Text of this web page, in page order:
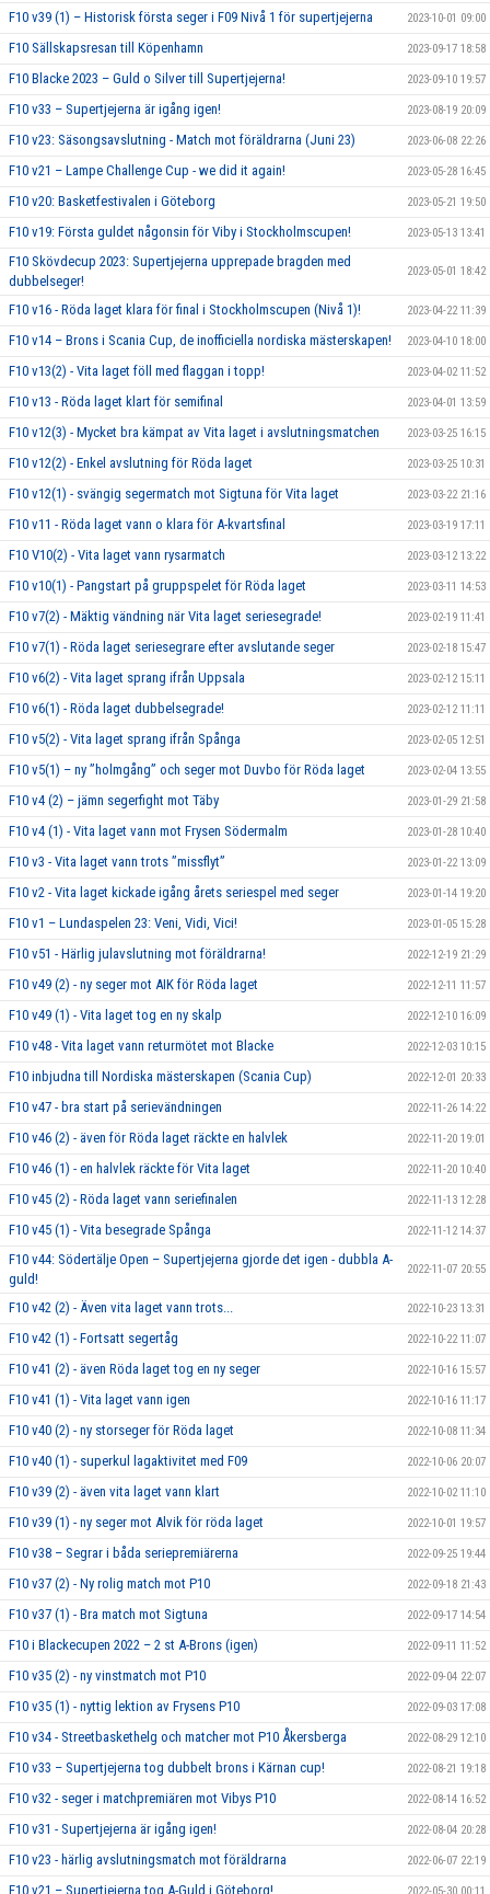
F10 v39 (1) – Historisk första seger i F09 Nivå 1 för supertjejerna 2023-10-01 09:00
F10 Sällskapsresan till Köpenhamn 2023-09-17 18:58
F10 Blacke 2023 – Guld o Silver till Supertjejerna! 2023-09-10 19:57
F10 v33 – Supertjejerna är igång igen! 2023-08-19 20:09
F10 v23: Säsongsavslutning - Match mot föräldrarna (Juni 23) 2023-06-08 22:26
F10 v21 – Lampe Challenge Cup - we did it again! 2023-05-28 16:45
F10 v20: Basketfestivalen i Göteborg 2023-05-21 19:50
F10 v19: Första guldet någonsin för Viby i Stockholmscupen! 2023-05-13 13:41
F10 Skövdecup 2023: Supertjejerna upprepade bragden med
dubbelseger!
2023-05-01 18:42
F10 v16 - Röda laget klara för final i Stockholmscupen (Nivå 1)! 2023-04-22 11:39
F10 v14 – Brons i Scania Cup, de inofficiella nordiska mästerskapen! 2023-04-10 18:00
F10 v13(2) - Vita laget föll med flaggan i topp! 2023-04-02 11:52
F10 v13 - Röda laget klart för semifinal 2023-04-01 13:59
F10 v12(3) - Mycket bra kämpat av Vita laget i avslutningsmatchen 2023-03-25 16:15
F10 v12(2) - Enkel avslutning för Röda laget 2023-03-25 10:31
F10 v12(1) - svängig segermatch mot Sigtuna för Vita laget 2023-03-22 21:16
F10 v11 - Röda laget vann o klara för A-kvartsfinal 2023-03-19 17:11
F10 V10(2) - Vita laget vann rysarmatch 2023-03-12 13:22
F10 v10(1) - Pangstart på gruppspelet för Röda laget 2023-03-11 14:53
F10 v7(2) - Mäktig vändning när Vita laget seriesegrade! 2023-02-19 11:41
F10 v7(1) - Röda laget seriesegrare efter avslutande seger 2023-02-18 15:47
F10 v6(2) - Vita laget sprang ifrån Uppsala 2023-02-12 15:11
F10 v6(1) - Röda laget dubbelsegrade! 2023-02-12 11:11
F10 v5(2) - Vita laget sprang ifrån Spånga 2023-02-05 12:51
F10 v5(1) – ny ”holmgång” och seger mot Duvbo för Röda laget 2023-02-04 13:55
F10 v4 (2) – jämn segerfight mot Täby 2023-01-29 21:58
F10 v4 (1) - Vita laget vann mot Frysen Södermalm 2023-01-28 10:40
F10 v3 - Vita laget vann trots ”missflyt” 2023-01-22 13:09
F10 v2 - Vita laget kickade igång årets seriespel med seger 2023-01-14 19:20
F10 v1 – Lundaspelen 23: Veni, Vidi, Vici! 2023-01-05 15:28
F10 v51 - Härlig julavslutning mot föräldrarna! 2022-12-19 21:29
F10 v49 (2) - ny seger mot AIK för Röda laget 2022-12-11 11:57
F10 v49 (1) - Vita laget tog en ny skalp 2022-12-10 16:09
F10 v48 - Vita laget vann returmötet mot Blacke 2022-12-03 10:15
F10 inbjudna till Nordiska mästerskapen (Scania Cup) 2022-12-01 20:33
F10 v47 - bra start på serievändningen 2022-11-26 14:22
F10 v46 (2) - även för Röda laget räckte en halvlek 2022-11-20 19:01
F10 v46 (1) - en halvlek räckte för Vita laget 2022-11-20 10:40
F10 v45 (2) - Röda laget vann seriefinalen 2022-11-13 12:28
F10 v45 (1) - Vita besegrade Spånga 2022-11-12 14:37
F10 v44: Södertälje Open – Supertjejerna gjorde det igen - dubbla A-
guld!
2022-11-07 20:55
F10 v42 (2) - Även vita laget vann trots... 2022-10-23 13:31
F10 v42 (1) - Fortsatt segertåg 2022-10-22 11:07
F10 v41 (2) - även Röda laget tog en ny seger 2022-10-16 15:57
F10 v41 (1) - Vita laget vann igen 2022-10-16 11:17
F10 v40 (2) - ny storseger för Röda laget 2022-10-08 11:34
F10 v40 (1) - superkul lagaktivitet med F09 2022-10-06 20:07
F10 v39 (2) - även vita laget vann klart 2022-10-02 11:10
F10 v39 (1) - ny seger mot Alvik för röda laget 2022-10-01 19:57
F10 v38 – Segrar i båda seriepremiärerna 2022-09-25 19:44
F10 v37 (2) - Ny rolig match mot P10 2022-09-18 21:43
F10 v37 (1) - Bra match mot Sigtuna 2022-09-17 14:54
F10 i Blackecupen 2022 – 2 st A-Brons (igen) 2022-09-11 11:52
F10 v35 (2) - ny vinstmatch mot P10 2022-09-04 22:07
F10 v35 (1) - nyttig lektion av Frysens P10 2022-09-03 17:08
F10 v34 - Streetbaskethelg och matcher mot P10 Åkersberga 2022-08-29 12:10
F10 v33 – Supertjejerna tog dubbelt brons i Kärnan cup! 2022-08-21 19:18
F10 v32 - seger i matchpremiären mot Vibys P10 2022-08-14 16:52
F10 v31 - Supertjejerna är igång igen! 2022-08-04 20:28
F10 v23 - härlig avslutningsmatch mot föräldrarna 2022-06-07 22:19
F10 v21 – Supertjejerna tog A-Guld i Göteborg!